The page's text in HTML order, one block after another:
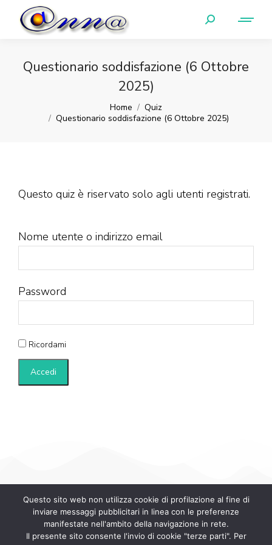
Questionario soddisfazione (6 Ottobre
2025)
Home
Quiz
Questionario soddisfazione (6 Ottobre 2025)
Questo quiz è riservato solo agli utenti registrati.
Nome utente o indirizzo email
Password
Ricordami
Questo sito web non utilizza cookie di profilazione al fine di
inviare messaggi pubblicitari in linea con le preferenze
manifestate nell'ambito della navigazione in rete.
Il presente sito consente l'invio di cookie "terze parti". Per